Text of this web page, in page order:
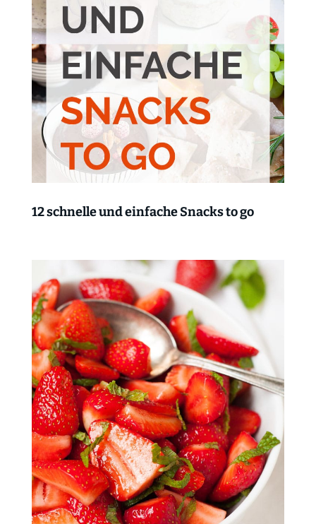
12 schnelle und einfache Snacks to go